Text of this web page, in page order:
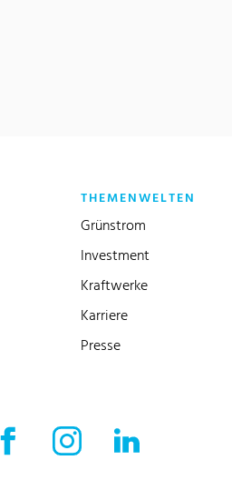
THEMENWELTEN
Grünstrom
Investment
Kraftwerke
Karriere
Presse
Facebook Externer Link
Instagram Externer Link